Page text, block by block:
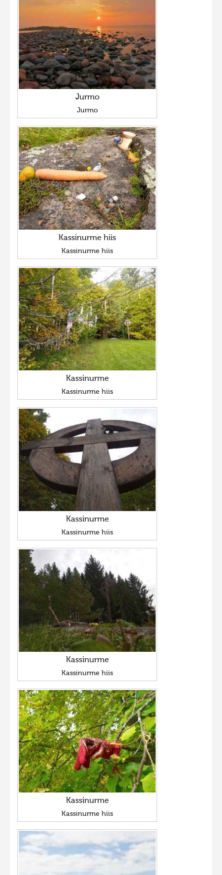
Jurmo
Jurmo
Kassinurme hiis
Kassinurme hiis
Kassinurme
Kassinurme hiis
Kassinurme
Kassinurme hiis
Kassinurme
Kassinurme hiis
Kassinurme
Kassinurme hiis